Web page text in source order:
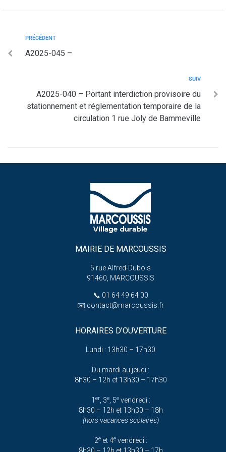
PRÉCÉDENT
A2025-045 –
SUIV
A2025-040 – Portant interdiction provisoire du
stationnement et réglementation temporaire de la
circulation 1 rue Joly de Bammeville
MAIRIE DE MARCOUSSIS
5 rue Alfred-Dubois
91460, MARCOUSSIS
📞 01 64 49 64 00
✉️ contact@marcoussis.fr
HORAIRES D’OUVERTURE
Lundi : 13h30 – 17h30
Du mardi au jeudi :
8h30 – 12h et 13h30 – 17h30
1 er, 3e, 5evendredi :
8h30 – 12h et 13h30 – 18h
(hors vacances scolaires)
2eet 4evendredi :